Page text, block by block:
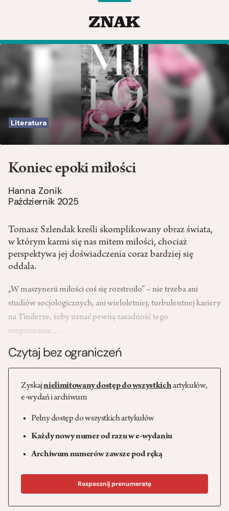
Literatura
Koniec epoki miłości
Hanna Zonik
Październik 2025
Tomasz Szlendak kreśli skomplikowany obraz świata,
w którym karmi się nas mitem miłości, chociaż
perspektywa jej doświadczenia coraz bardziej się
oddala.
„W maszynerii miłości coś się rozstroiło” – nie trzeba ani
studiów socjologicznych, ani wieloletniej, turbulentnej kariery
na Tinderze, żeby uznać pewną zasadność tego
rozpoznania….
Czytaj bez ograniczeń
Zyskajnielimitowany dostęp do wszystkichartykułów,
e-wydań i archiwum
Pełny dostęp do wszystkich artykułów
Każdy nowy numer od razu w e-wydaniu
Archiwum numerów zawsze pod ręką
Rozpocznij prenumeratę